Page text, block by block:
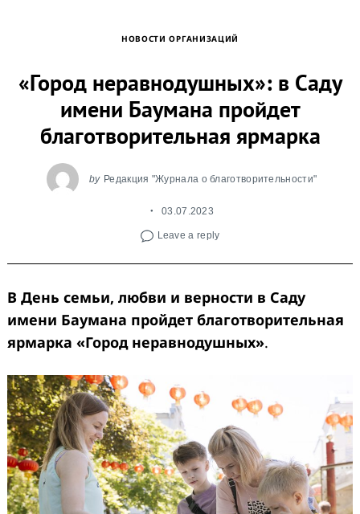
НОВОСТИ ОРГАНИЗАЦИЙ
«Город неравнодушных»: в Саду
имени Баумана пройдет
благотворительная ярмарка
by Редакция "Журнала о благотворительности"
03.07.2023
Leave a reply
В День семьи, любви и верности в Саду
имени Баумана пройдет благотворительная
ярмарка «Город неравнодушных».